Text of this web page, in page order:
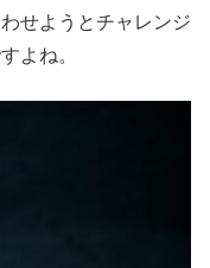
せようとチャレンジ
よね。